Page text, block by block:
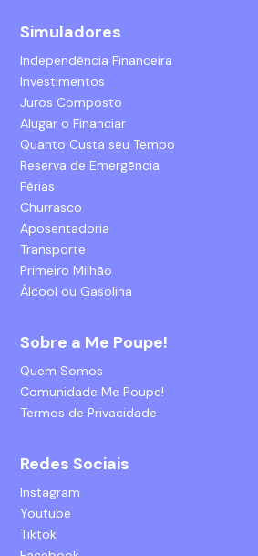
Simuladores
Independência Financeira
Investimentos
Juros Composto
Alugar o Financiar
Quanto Custa seu Tempo
Reserva de Emergência
Férias
Churrasco
Aposentadoria
Transporte
Primeiro Milhão
Álcool ou Gasolina
Sobre a Me Poupe!
Quem Somos
Comunidade Me Poupe!
Termos de Privacidade
Redes Sociais
Instagram
Youtube
Tiktok